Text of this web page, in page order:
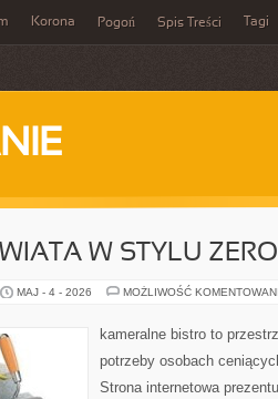
Korona Pogoń Spis Treści Tagi
W STYLU
MAJ - 4 - 2026 MOŻLIWOŚĆ
kameralne bistro to
potrzeby osobach
Strona internetowa